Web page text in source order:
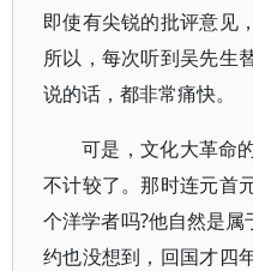
即使有尖锐的批评意见
所以，每次听到吴先生
说的话，都非常痛快。
可是，文化大革命
不计较了。那时连元首
个洋学者吗?他自然是属
约也没想到，回国才四